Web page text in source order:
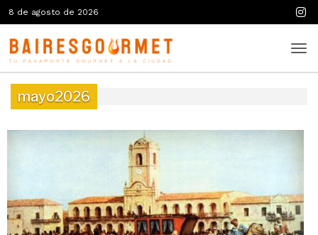
8 de agosto de 2026
mayo2026